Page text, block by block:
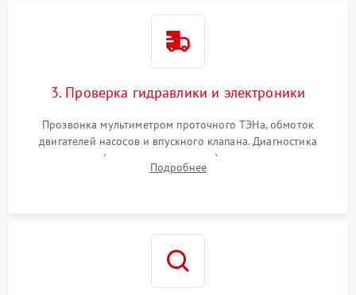
3. Проверка гидравлики и электроники
Прозвонка мультиметром проточного ТЭНа, обмоток
двигателей насосов и впускного клапана. Диагностика
прессостата (датчика уровня воды), датчика мутности,
концевика дверцы и электронного модуля управления.
Подробнее